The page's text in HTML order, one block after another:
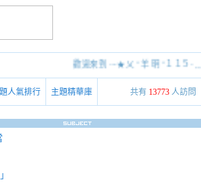
歡迎來到 ---★乂 " 羊 明 "１１５- ﹏* 心
人氣排行 主題精華庫 共有 13773 人訪問